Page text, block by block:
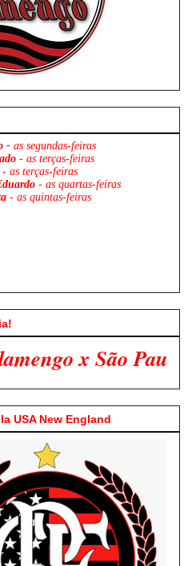
- as segundas-feiras
- as terças-feiras
- as terças-feiras
- as quartas-feiras
- as quintas-feiras
Venha
USA New England